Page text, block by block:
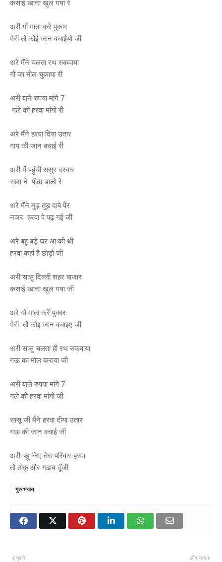
कसाई खाना खुल गया रे
अरी गौ माता करे पुकार
मेरी तो कोई जान बचाईयो जी
अरे मैंने चलता रथ रुकवाया
गौ का मोल चुकाया री
अरी वाने रुपया मांगे 7
गले को हरवा मांगो री
अरे मैंने हरवा दिया उतार
गाय की जान बचाई री
अरी में पहुंची ससुर दरबार
सास ने पीढ़ा डालो रे
अरे मैंने मुड़ तुड़ दाबे पैर
नजर हरवा पे पढ़ गई जी
अरे बहू बड़े घर आ की थी
हरवा कहां है छोड़ो जी
अरी सासु दिल्ली शहर बाजार
कसाई खाना खुल गया जी
अरे गो माता करें पुकार
मेरी तो कोइ जान बचाइए जी
अरी सासु चलता ही रथ रुकवाया
गऊ का मोल कराया जी
अरी वाले रुपया मांगे 7
गले को हरवा मांगो जी
सासू जी मैंने हरवा दीया उतार
गऊ की जान बचाई जी
अरी बहू जिए तेरा परिवार हरवा
तो तोकू और गढाय दूँजी
गुरु भजन
और नया
पुराने